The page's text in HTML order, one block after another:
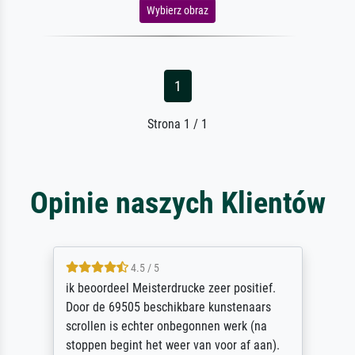
Wybierz obraz
1
Strona 1 / 1
Opinie naszych Klientów
4.5 / 5
ik beoordeel Meisterdrucke zeer positief.
Door de 69505 beschikbare kunstenaars
scrollen is echter onbegonnen werk (na
stoppen begint het weer van voor af aan).